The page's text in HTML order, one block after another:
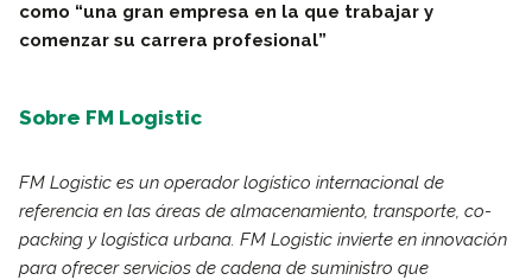
como “una gran empresa en la que trabajar y
comenzar su carrera profesional”
Sobre FM Logistic
FM Logistic es un operador logístico internacional de
referencia en las áreas de almacenamiento, transporte, co-
packing y logística urbana. FM Logistic invierte en innovación
para ofrecer servicios de cadena de suministro que